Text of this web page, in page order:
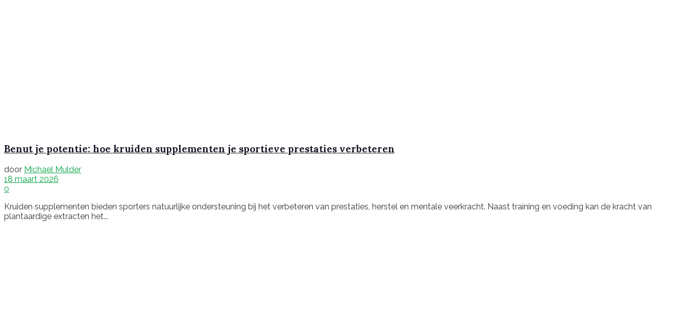
Benut je potentie: hoe kruiden supplementen je sportieve prestaties verbeteren
door Michael Mulder
18 maart 2026
0
Kruiden supplementen bieden sporters natuurlijke ondersteuning bij het verbeteren van prestaties, herstel en mentale veerkracht. Naast training en voeding kan de kracht van
plantaardige extracten het...